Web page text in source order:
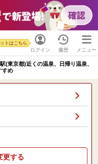
ログイン
トはこちら
履歴 メニュー
(東京都)近くの温泉、日帰り温泉、
すめ
更する